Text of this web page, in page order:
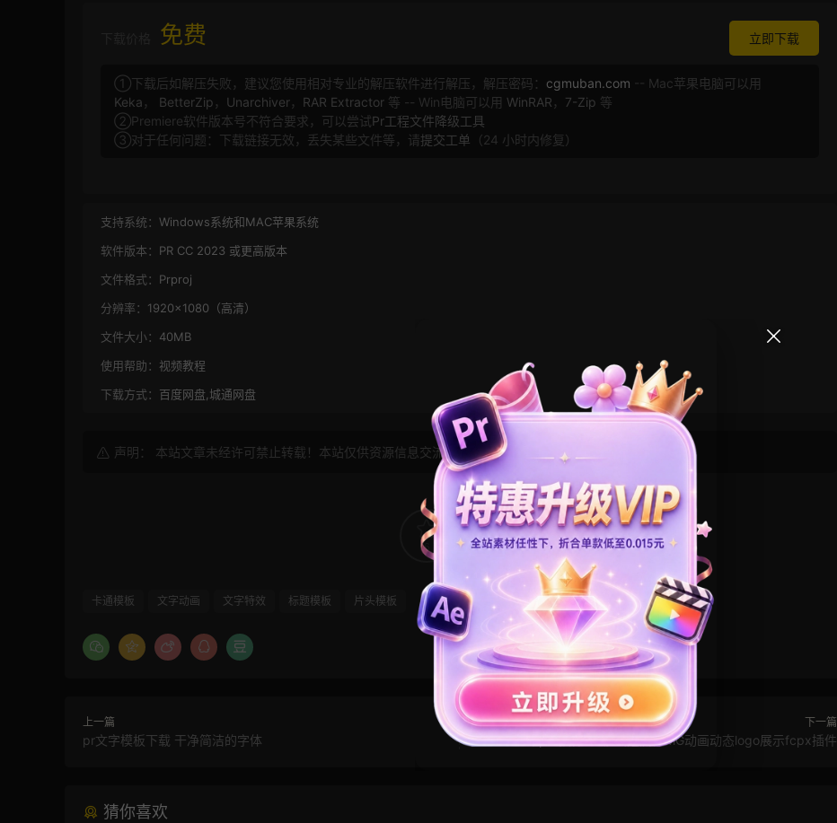
免费 立即下载
①下载后如解压失败，建议您使用相对专业的解压软件进行解压，解压密码： cgmuban.com -- Mac苹果电脑可以用
Keka ， BetterZip ， Unarchiver， RAR Extractor 等 -- Win电脑可以用 WinRAR ， 7-Zip 等
②Premiere软件版本号不符合要求，可以尝试Pr工程文件降级工具
③对于任何问题：下载链接无效，丢失某些文件等，请提交工单 （24 小时内修复）
支持系统： Windows系统和MAC苹果系统
软件版本： PR CC 2023 或更高版本
文件格式： Prproj
分辨率： 1920×1080（高清）
文件大小： 40MB
使用帮助： 视频教程
下载方式： 百度网盘,城通网盘
声明： 本站文章未经许可禁止转载！本站仅供资源信息交流学习， 版权说明 点此了解
6 0
卡通模板 文字动画 文字特效 标题模板 片头模板
上一篇
pr文字模板下载 干净简洁的字体
下一篇
finalcutpro插件 10秒气泡流体MG动画动态logo展示fcpx插件
猜你喜欢